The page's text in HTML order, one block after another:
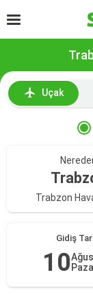
Uçak
Trabzon
Gidiş
10